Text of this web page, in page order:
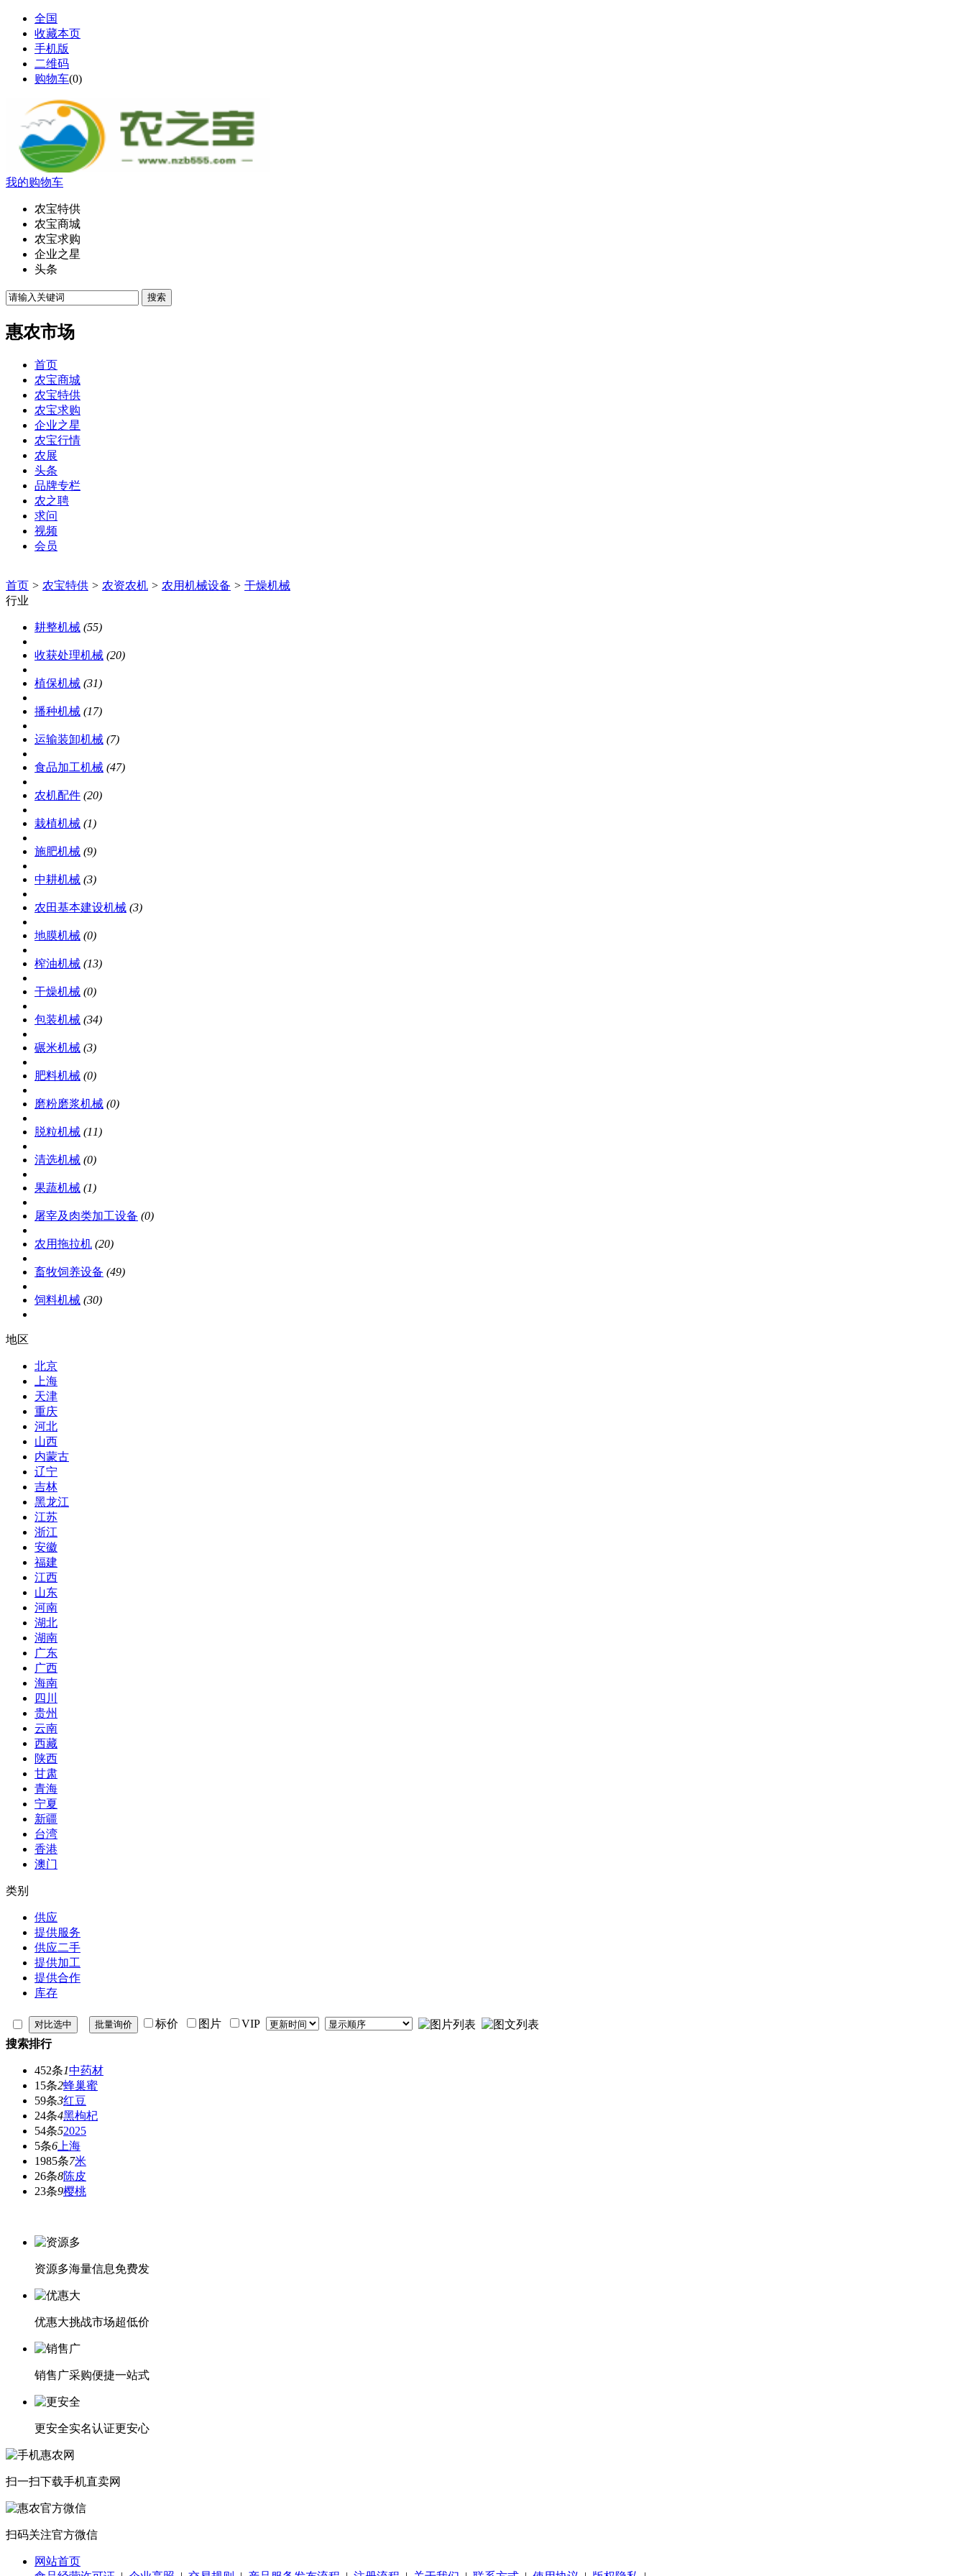
全国
收藏本页
手机版
二维码
购物车(0)
我的购物车
农宝特供
农宝商城
农宝求购
企业之星
头条
惠农市场
首页
农宝商城
农宝特供
农宝求购
企业之星
农宝行情
农展
头条
品牌专栏
农之聘
求问
视频
会员
首页 > 农宝特供 > 农资农机 > 农用机械设备 > 干燥机械
行业
耕整机械 (55)
收获处理机械 (20)
植保机械 (31)
播种机械 (17)
运输装卸机械 (7)
食品加工机械 (47)
农机配件 (20)
栽植机械 (1)
施肥机械 (9)
中耕机械 (3)
农田基本建设机械 (3)
地膜机械 (0)
榨油机械 (13)
干燥机械 (0)
包装机械 (34)
碾米机械 (3)
肥料机械 (0)
磨粉磨浆机械 (0)
脱粒机械 (11)
清选机械 (0)
果蔬机械 (1)
屠宰及肉类加工设备 (0)
农用拖拉机 (20)
畜牧饲养设备 (49)
饲料机械 (30)
地区
北京
上海
天津
重庆
河北
山西
内蒙古
辽宁
吉林
黑龙江
江苏
浙江
安徽
福建
江西
山东
河南
湖北
湖南
广东
广西
海南
四川
贵州
云南
西藏
陕西
甘肃
青海
宁夏
新疆
台湾
香港
澳门
类别
供应
提供服务
供应二手
提供加工
提供合作
库存
标价 图片
VIP
搜索排行
452条1中药材
15条2蜂巢蜜
59条3红豆
24条4黑枸杞
54条52025
5条6 上海
1985条7米
26条8陈皮
23条9樱桃
资源多海量信息免费发
优惠大挑战市场超低价
销售广采购便捷一站式
更安全实名认证更安心
扫一扫下载手机直卖网
扫码关注官方微信
网站首页